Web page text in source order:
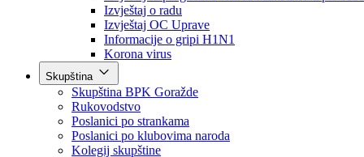
Obavještenja i izvještaji
Obavještenja Vlade
Izvještajno prognozna služba Ministarstva privrede
Izvještaj o radu
Izvještaj OC Uprave
Informacije o gripi H1N1
Korona virus
Skupština
Skupština BPK Goražde
Rukovodstvo